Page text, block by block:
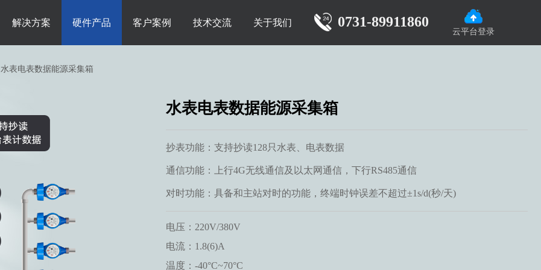
云平台登录
0731-89911860
解决方案 硬件产品 客户案例 技术交流 关于我们
水表电表数据能源采集箱
水表电表数据能源采集箱
抄表功能：支持抄读128只水表、电表数据
通信功能：上行4G无线通信及以太网通信，下行RS485通信
对时功能：具备和主站对时的功能，终端时钟误差不超过±1s/d(秒/天)
电压：220V/380V
电流：1.8(6)A
温度：-40°C~70°C